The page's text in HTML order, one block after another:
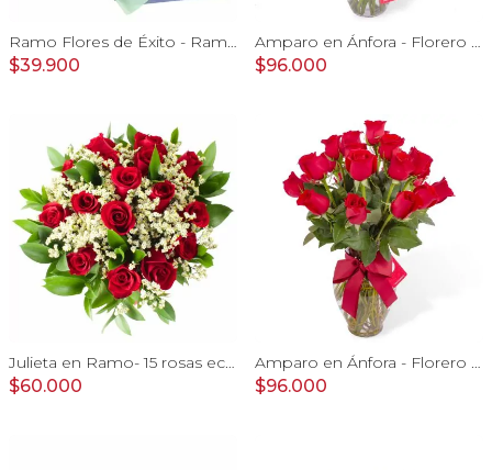
$39.900 $96.000
$60.000 $96.000